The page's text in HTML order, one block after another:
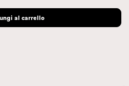
al carrello